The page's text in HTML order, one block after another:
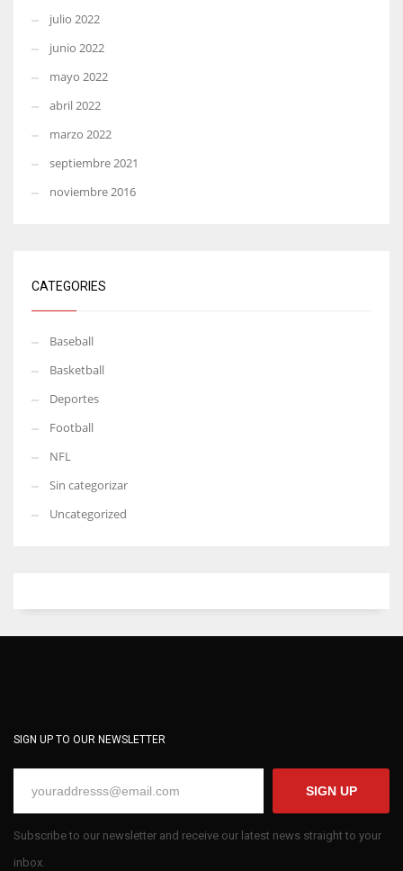
julio 2022
junio 2022
mayo 2022
abril 2022
marzo 2022
septiembre 2021
noviembre 2016
CATEGORIES
Baseball
Basketball
Deportes
Football
NFL
Sin categorizar
Uncategorized
SIGN UP TO OUR NEWSLETTER
SIGN UP
Subscribe to our newsletter and receive our latest news straight to your
inbox.